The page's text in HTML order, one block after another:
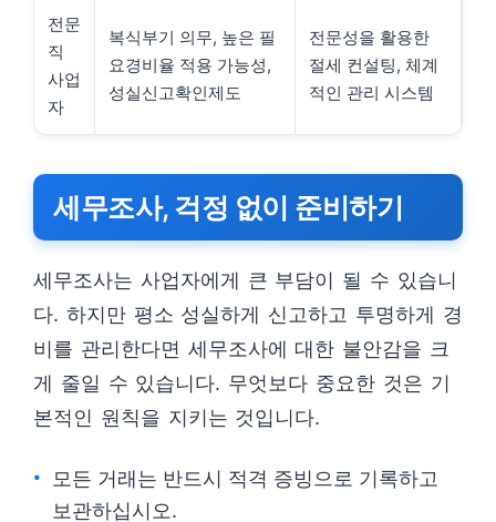
전문
직
사업
자
복식부기 의무, 높은 필
요경비율 적용 가능성,
성실신고확인제도
전문성을 활용한
절세 컨설팅, 체계
적인 관리 시스템
세무조사, 걱정 없이 준비하기
세무조사는 사업자에게 큰 부담이 될 수 있습니
다. 하지만 평소 성실하게 신고하고 투명하게 경
비를 관리한다면 세무조사에 대한 불안감을 크
게 줄일 수 있습니다. 무엇보다 중요한 것은 기
본적인 원칙을 지키는 것입니다.
모든 거래는 반드시 적격 증빙으로 기록하고
보관하십시오.